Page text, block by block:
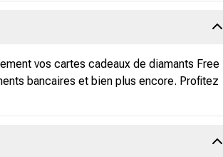
vos cartes cadeaux de diamants Free
bancaires et bien plus encore. Profitez